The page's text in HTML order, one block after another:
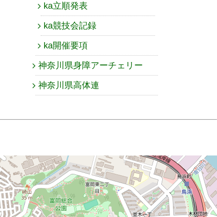
ka立順発表
ka競技会記録
ka開催要項
神奈川県身障アーチェリー
神奈川県高体連